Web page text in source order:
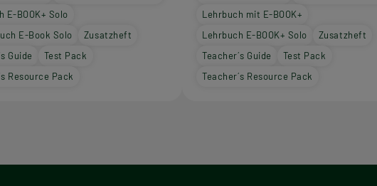
E-BOOK+ Solo
E-Book Solo
Zusatzheft
Guide
Test Pack
Resource Pack
Lehrbuch mit E-BOOK+
Lehrbuch E-BOOK+ Solo
Zusatzheft
Teacher´s Guide
Test Pack
Teacher´s Resource Pack